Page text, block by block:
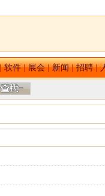
软件|展会|新闻|招聘|